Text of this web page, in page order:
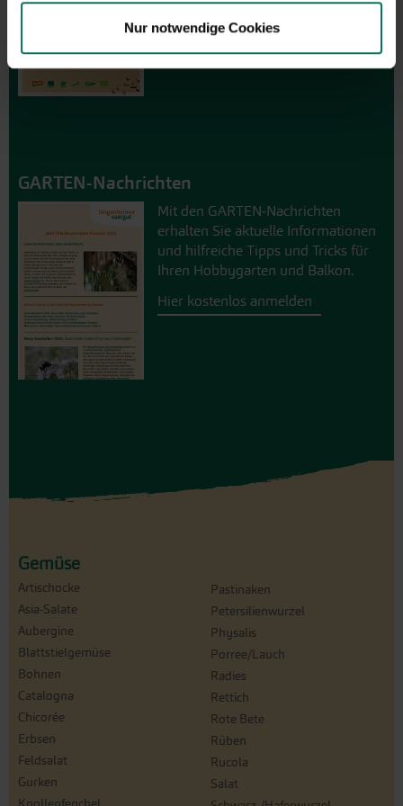
Nur notwendige Cookies
GARTEN-Nachrichten
Mit den GARTEN-Nachrichten
erhalten Sie aktuelle Informationen
und hilfreiche Tipps und Tricks für
Ihren Hobbygarten und Balkon.
Hier kostenlos anmelden
Gemüse
Artischocke
Asia-Salate
Aubergine
Blattstielgemüse
Bohnen
Catalogna
Chicorée
Erbsen
Feldsalat
Gurken
Pastinaken
Petersilienwurzel
Physalis
Porree/Lauch
Radies
Rettich
Rote Bete
Rüben
Rucola
Salat